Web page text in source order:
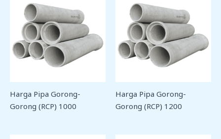
Harga Pipa Gorong-
Gorong (RCP) 1000
Harga Pipa Gorong-
Gorong (RCP) 1200